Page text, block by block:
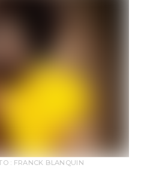
: FRANCK BLANQUIN